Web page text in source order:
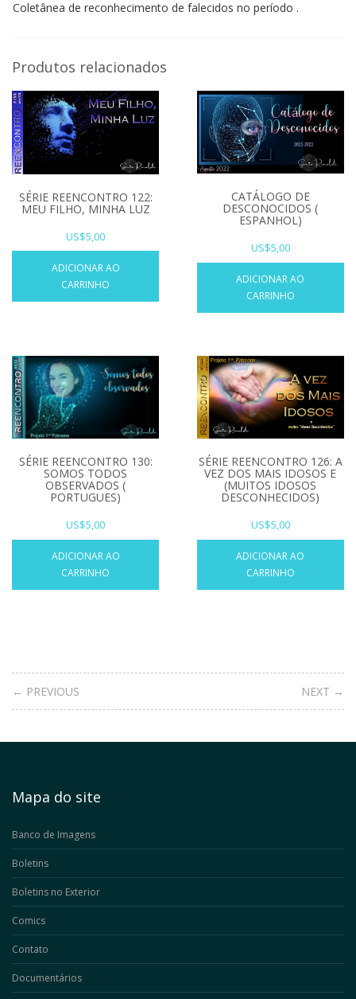
Coletânea de reconhecimento de falecidos no período .
Produtos relacionados
SÉRIE REENCONTRO 122:
MEU FILHO, MINHA LUZ
US$5,00
ADICIONAR AO
CARRINHO
CATÁLOGO DE
DESCONOCIDOS (
ESPANHOL)
US$5,00
ADICIONAR AO
CARRINHO
SÉRIE REENCONTRO 130:
SOMOS TODOS
OBSERVADOS (
PORTUGUES)
US$5,00
ADICIONAR AO
CARRINHO
SÉRIE REENCONTRO 126: A
VEZ DOS MAIS IDOSOS E
(MUITOS IDOSOS
DESCONHECIDOS)
US$5,00
ADICIONAR AO
CARRINHO
← PREVIOUS NEXT →
Mapa do site
Banco de Imagens
Boletins
Boletins no Exterior
Comics
Contato
Documentários